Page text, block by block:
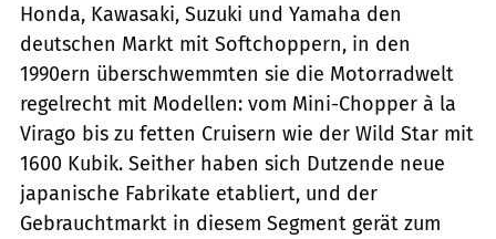
Honda, Kawasaki, Suzuki und Yamaha den
deutschen Markt mit Softchoppern, in den
1990ern überschwemmten sie die Motorradwelt
regelrecht mit Modellen: vom Mini-Chopper à la
Virago bis zu fetten Cruisern wie der Wild Star mit
1600 Kubik. Seither haben sich Dutzende neue
japanische Fabrikate etabliert, und der
Gebrauchtmarkt in diesem Segment gerät zum